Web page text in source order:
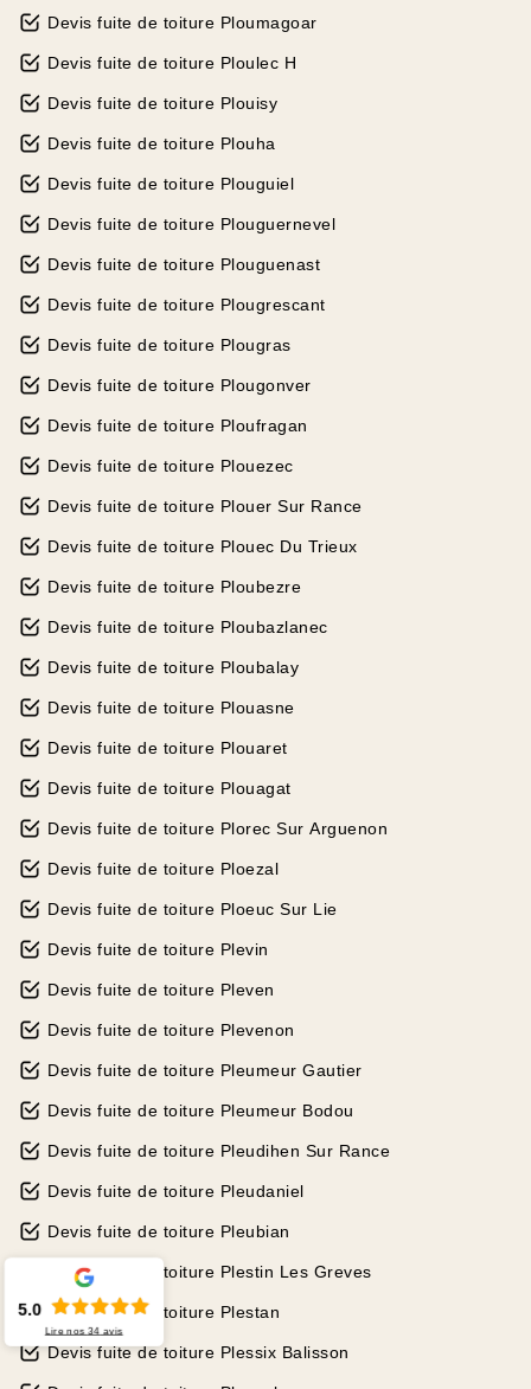
Devis fuite de toiture Ploumagoar
Devis fuite de toiture Ploulec H
Devis fuite de toiture Plouisy
Devis fuite de toiture Plouha
Devis fuite de toiture Plouguiel
Devis fuite de toiture Plouguernevel
Devis fuite de toiture Plouguenast
Devis fuite de toiture Plougrescant
Devis fuite de toiture Plougras
Devis fuite de toiture Plougonver
Devis fuite de toiture Ploufragan
Devis fuite de toiture Plouezec
Devis fuite de toiture Plouer Sur Rance
Devis fuite de toiture Plouec Du Trieux
Devis fuite de toiture Ploubezre
Devis fuite de toiture Ploubazlanec
Devis fuite de toiture Ploubalay
Devis fuite de toiture Plouasne
Devis fuite de toiture Plouaret
Devis fuite de toiture Plouagat
Devis fuite de toiture Plorec Sur Arguenon
Devis fuite de toiture Ploezal
Devis fuite de toiture Ploeuc Sur Lie
Devis fuite de toiture Plevin
Devis fuite de toiture Pleven
Devis fuite de toiture Plevenon
Devis fuite de toiture Pleumeur Gautier
Devis fuite de toiture Pleumeur Bodou
Devis fuite de toiture Pleudihen Sur Rance
Devis fuite de toiture Pleudaniel
Devis fuite de toiture Pleubian
Devis fuite de toiture Plestin Les Greves
Devis fuite de toiture Plestan
Devis fuite de toiture Plessix Balisson
5.0
Lire nos34 avis